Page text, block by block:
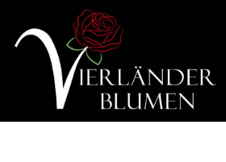
springen